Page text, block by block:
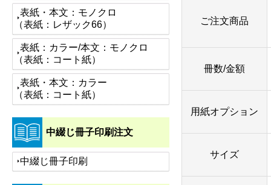
ご注文商品
冊数/金額
用紙オプション
サイズ
表紙・本文：モノクロ
（表紙：レザック66）
表紙：カラー/本文：モノクロ
（表紙：コート紙）
表紙・本文：カラー
（表紙：コート紙）
中綴じ冊子印刷注文
中綴じ冊子印刷